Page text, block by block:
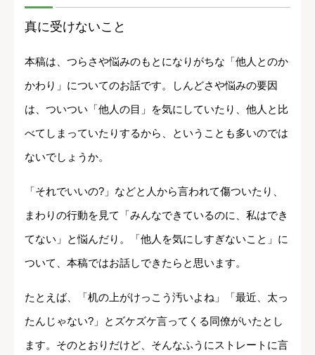
真に受けないこと
本稿は、つらさや悩みのもとになりがちな「他人とのか
かわり」についてのお話です。しんどさや悩みの要因
は、ついつい「他人の目」を気にしていたり、他人と比
べてしまっていたりするから、ということも多いのでは
ないでしょうか。
「それでいいの?」などと人から言われて傷ついたり、
まわりの行動を見て「みんなできているのに、私はでき
てない」と悩んだり。「他人を気にしすぎないこと」に
ついて、本稿ではお話しできたらと思います。
たとえば、「机の上がけっこう汚いよね」「最近、太っ
たんじゃない?」とズケズケ言ってくる同僚がいたとし
ます。そのとおりだけど、そんなふうにストレートに言